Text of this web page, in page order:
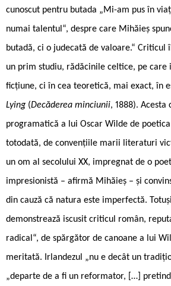
cunoscut pentru butada „Mi-am pus în
numai talentul“, despre care Mihăieș
butadă, ci o judecată de valoare.“
un prim studiu, rădăcinile celtice, pe care
ficțiune, ci în cea teoretică, mai exact, în
Lying (Decăderea minciunii, 1888).
programatică a lui Oscar Wilde de
totodată, de convențiile marii literaturi
un om al secolului XX, impregnat de o
impresionistă – afirmă Mihăieș – și
din cauză că natura este imperfectă.
demonstrează iscusit criticul român,
radical“, de spărgător de canoane a lui
meritată. Irlandezul „nu e decât un
„departe de a fi un reformator, […]